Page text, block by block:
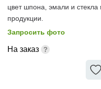
цвет шпона, эмали и стекла
продукции.
Запросить фото
На заказ